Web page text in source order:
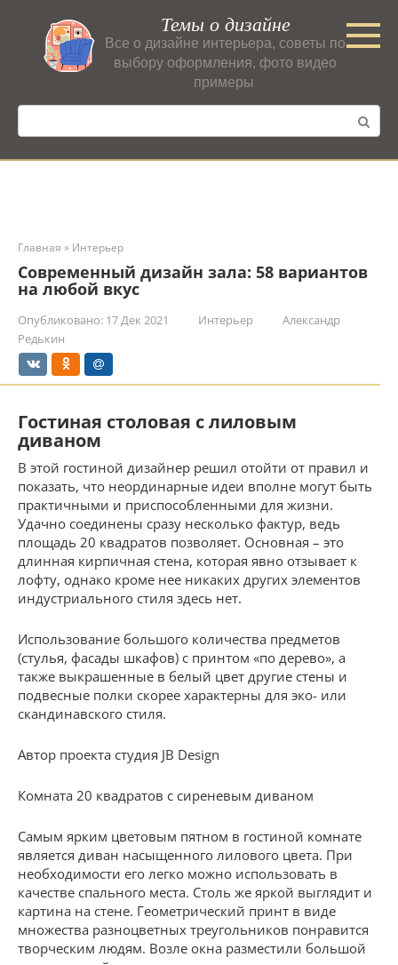
контенту
Темы о дизайне
Все о дизайне интерьера, советы по
выбору оформления, фото видео
примеры
Поиск:
Главная » Интерьер
Современный дизайн зала: 58 вариантов
на любой вкус
Опубликовано: 17 Дек 2021 Интерьер
Александр
Редькин
Гостиная столовая с лиловым
диваном
В этой гостиной дизайнер решил отойти от правил и
показать, что неординарные идеи вполне могут быть
практичными и приспособленными для жизни.
Удачно соединены сразу несколько фактур, ведь
площадь 20 квадратов позволяет. Основная – это
длинная кирпичная стена, которая явно отзывает к
лофту, однако кроме нее никаких других элементов
индустриального стиля здесь нет.
Использование большого количества предметов
(стулья, фасады шкафов) с принтом «по дерево», а
также выкрашенные в белый цвет другие стены и
подвесные полки скорее характерны для эко- или
скандинавского стиля.
Автор проекта студия JB Design
Комната 20 квадратов с сиреневым диваном
Самым ярким цветовым пятном в гостиной комнате
является диван насыщенного лилового цвета. При
необходимости его легко можно использовать в
качестве спального места. Столь же яркой выглядит и
картина на стене. Геометрический принт в виде
множества разноцветных треугольников понравится
творческим людям. Возле окна разместили большой